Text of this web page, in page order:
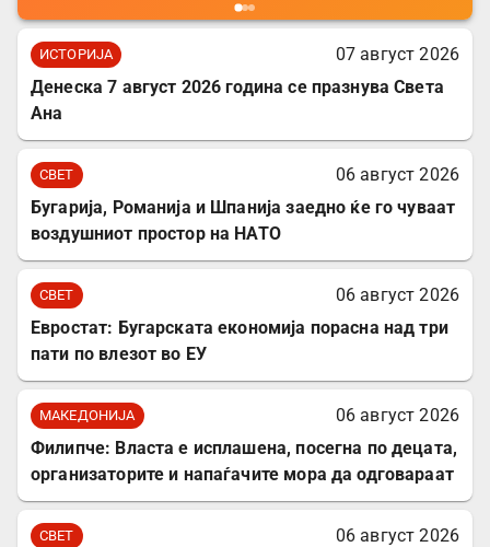
ИСТОРИЈА
07 август 2026
Денеска 7 август 2026 година се празнува Света
Ана
СВЕТ
06 август 2026
Бугарија, Романија и Шпанија заедно ќе го чуваат
воздушниот простор на НАТО
СВЕТ
06 август 2026
Евростат: Бугарската економија порасна над три
пати по влезот во ЕУ
МАКЕДОНИЈА
06 август 2026
Филипче: Власта е исплашена, посегна по децата,
организаторите и напаѓачите мора да одговараат
СВЕТ
06 август 2026